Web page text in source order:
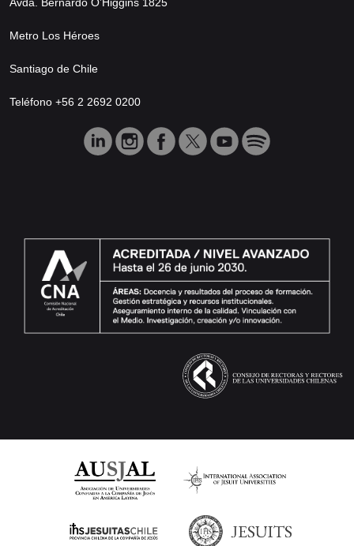
Metro Los Héroes
Santiago de Chile
Teléfono +56 2 2692 0200